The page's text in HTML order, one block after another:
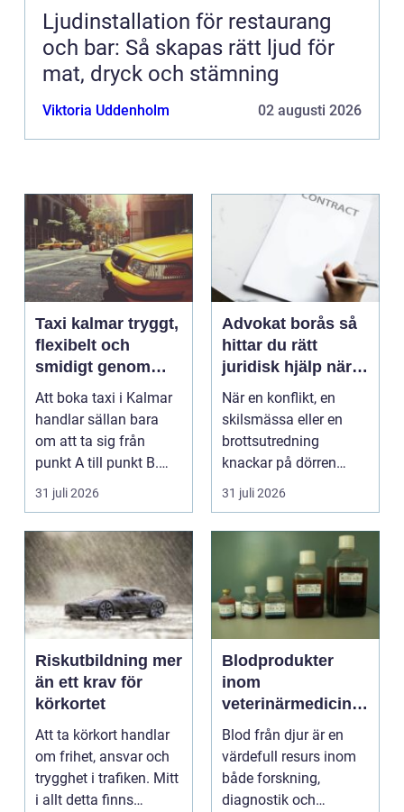
Ljudinstallation för restaurang
och bar: Så skapas rätt ljud för
mat, dryck och stämning
Viktoria Uddenholm 02 augusti 2026
Taxi kalmar tryggt,
flexibelt och
smidigt genom
hela resan
Att boka taxi i Kalmar
handlar sällan bara
om att ta sig från
punkt A till punkt B.
För många är res...
31 juli 2026
Advokat borås så
hittar du rätt
juridisk hjälp när
livet krånglar
När en konflikt, en
skilsmässa eller en
brottsutredning
knackar på dörren
förändras vardagen
snabbt....
31 juli 2026
Riskutbildning mer
än ett krav för
körkortet
Att ta körkort handlar
om frihet, ansvar och
trygghet i trafiken. Mitt
i allt detta finns
Blodprodukter
inom
veterinärmedicin
funktion, kvalitet
och användning
Blod från djur är en
värdefull resurs inom
både forskning,
diagnostik och